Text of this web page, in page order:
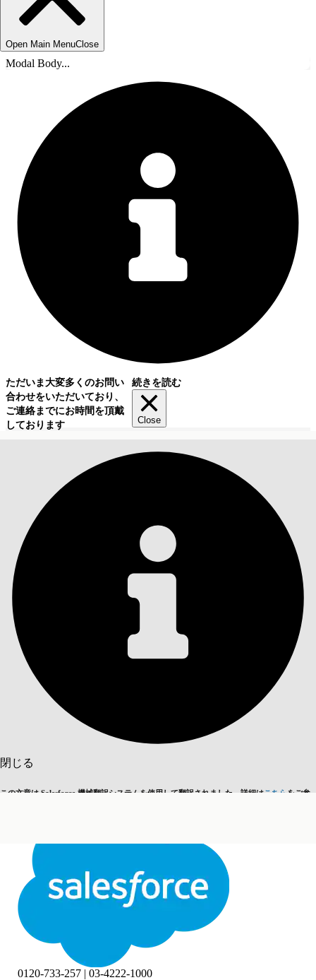
Open Main MenuClose
Modal Body...
ただいま大変多くのお問い
合わせをいただいており、
ご連絡までにお時間を頂戴
しております
続きを読む
Close
閉じる
この文章は Salesforce 機械翻訳システムを使用して翻訳されました。詳細はこちら をご参
閉じる 閉じる
目次
0120-733-257 | 03-4222-1000